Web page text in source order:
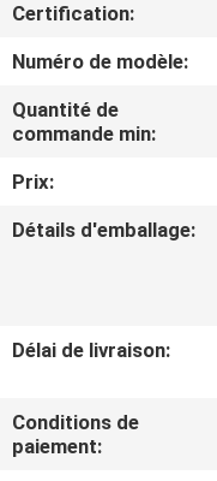
LE
SPECTACLE
VR
À
PROPOS
DE
Certification:
Numéro de modèle:
Quantité de
commande min:
Prix:
Détails d'emballage:
Délai de livraison:
Conditions de
paiement: